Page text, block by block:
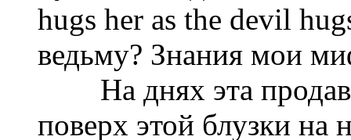
hugs her as the devil
ведьму? Знания мои
На днях эта
поверх этой блузки на